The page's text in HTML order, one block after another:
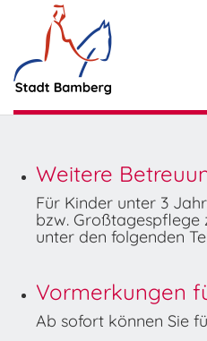
Weitere
Für Kinder unter 3
bzw. Großtagespflege
unter den folgenden
Vormerkungen
Ab sofort können Sie